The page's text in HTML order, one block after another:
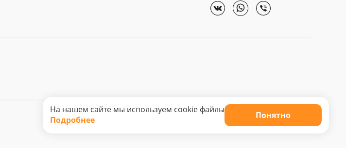
На нашем сайте мы используем cookie файлы
Подробнее
Понятно